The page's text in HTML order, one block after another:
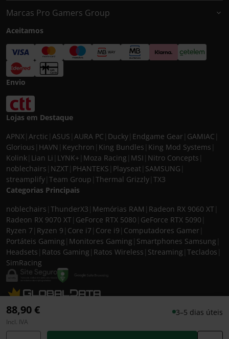
88,90 € 3–5 dias úteis
Incl. IVA
Marcas Pro Gamers Group
Aceitamos
Envio
Lojas em Destaque
APNX Arctic ASUS AURA PC Ducky Endgame Gear GAMIAC
Glorious HAVN Keychron King Bundles King Mod Systems
Kolink Lian Li LYNK+ Moza Racing MSI Nitro Concepts
noblechairs NZXT PHANTEKS Playseat SAMSUNG
streamplify Team Group Thermal Grizzly TX3
Categorias Principais
noblechairs ThunderX3 Memórias RAM Radeon RX 9060 XT
Radeon RX 9070 XT GeForce RTX 5080 GeForce RTX 5090
Ryzen 7 Ryzen 9 Core i7 Core i9 Computadores Gamer
Portáteis Gaming Monitores Gaming Smartphones Samsung
Headsets Ratos Gaming Ratos Wireless Streaming Teclados
SimRacing
© 2026 CASEKING IBERIA. TODOS OS DIREITOS RESERVADOS. IVA incluído à
taxa em vigor para todos os produtos. As fotos apresentadas podem não
corresponder às configurações descritas. Preços e especificações sujeitos a
alteração sem aviso prévio. A caseking Iberia declina qualquer